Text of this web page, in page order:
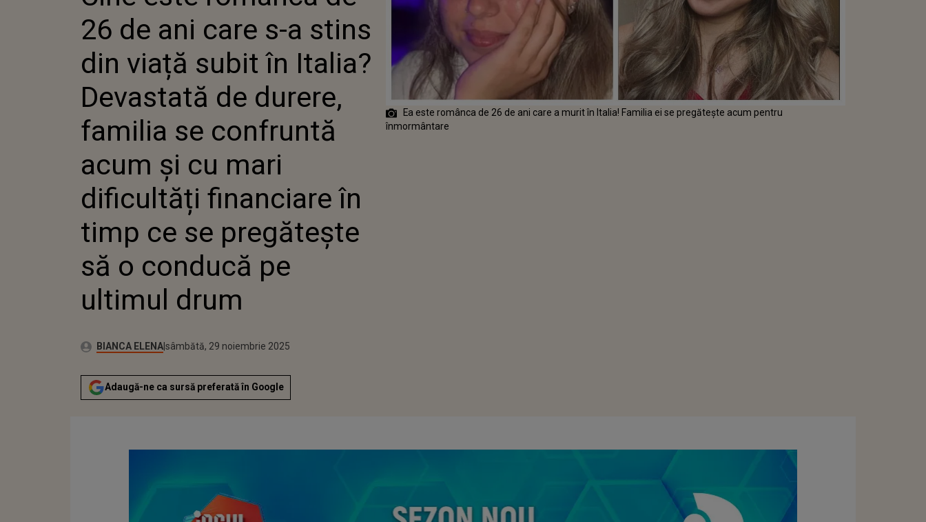
ITALIA? DEVASTATĂ DE
DURERE, FAMILIA SE
CONFRUNTĂ ACUM ȘI CU
MARI DIFICULTĂȚI
FINANCIARE ÎN TIMP CE
SE PREGĂTEȘTE SĂ O
CONDUCĂ PE ULTIMUL
DRUM
26 de ani care s-a stins
din viață subit în Italia?
Devastată de durere,
familia se confruntă
acum și cu mari
dificultăți financiare în
timp ce se pregătește
să o conducă pe
ultimul drum
Autor:BIANCA ELENAPublicat:
sâmbătă, 29 noiembrie 2025
Adaugă-ne ca sursă preferată în Google
Ea este românca de 26 de ani care a murit în Italia! Familia ei se pregătește acum pentru
înmormântare